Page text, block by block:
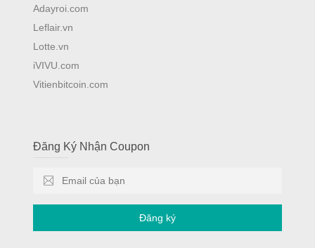
Adayroi.com
Leflair.vn
Lotte.vn
iVIVU.com
Vitienbitcoin.com
Đăng Ký Nhận Coupon
Đăng ký